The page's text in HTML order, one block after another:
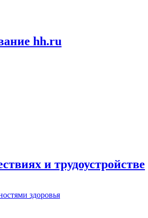
hh.ru
и трудоустройстве